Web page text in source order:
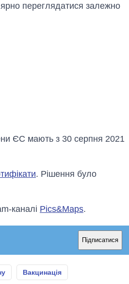
переглядатися залежно
ЄС мають з 30 серпня 2021
. Рішення було
каналі Pics&Maps.
Підписатися
Вакцинація
2027-й